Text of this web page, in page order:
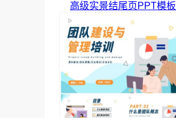
高级实景结尾页PPT模板